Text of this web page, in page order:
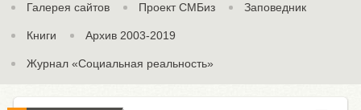
Галерея сайтов Проект СМБиз Заповедник
Книги Архив 2003-2019
Журнал «Социальная реальность»